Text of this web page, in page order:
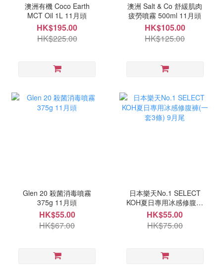
澳洲有機 Coco Earth
MCT Oil 1L 11月頭
HK$195.00
HK$225.00
澳洲 Salt & Co 舒緩肌肉
疲勞噴霧 500ml 11月頭
HK$105.00
HK$125.00
Glen 20 殺菌消毒噴霧
375g 11月頭
HK$55.00
HK$67.00
日本樂天No.1 SELECT
KOH夏日專用冰感修腹褲
(一套3條) 9月尾
HK$55.00
HK$75.00